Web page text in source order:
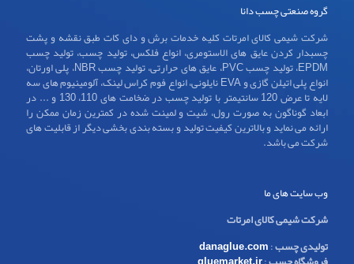
گروه صنعتی چسب دانا
شرکت شیمی کالای امرتات کلیه خدمات برش و دای کات طبق نقشه و پشت
چسبدار کردن عایق های الاستومری، انواع فلکس، تولید چسب، تولید چسب
EPDM، تولید چسب PVC، عایق های حرارتی، تولید چسب NBR، پلی اورتان،
انواع پلی اتیلن گازی و EVA نایلونی، انواع فوم کراس لینک، آلومینیوم های سه
لایه تا عرض 120 سانتیمتر با تولید چسب در ضخامت های 110، 130 و ... در
ابعاد گوناگون به صورت رول، شیت و لمینت شده در کمترین زمان ممکن را
ارائه می نماید و بالاترین کیفیت تولید و بسته بندی بخشی دیگر از قابلیت های
شرکت می باشد.
وب سایت های ما
شرکت شیمی کالای امرتات
تولیدی چسب:
danaglue.com